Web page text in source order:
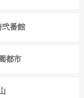
弐番館
都市